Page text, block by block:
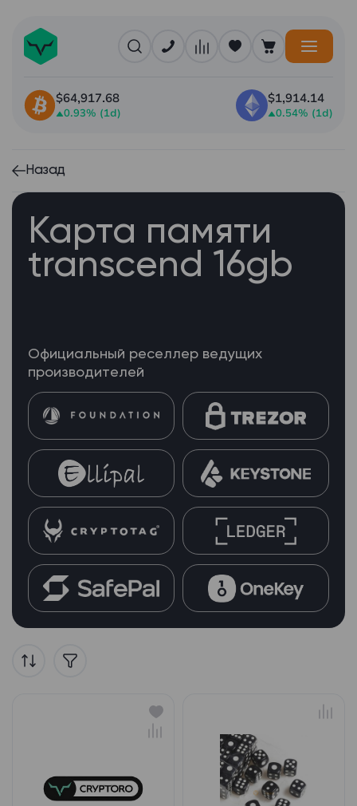
$64,917.68
0.93% (1d)
$1,914.14
0.54% (1d)
Карта памяти
transcend 16gb
Официальный реселлер ведущих
производителей
Назад